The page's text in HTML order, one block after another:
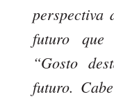
perspectiva
futuro
“Gosto
futuro.